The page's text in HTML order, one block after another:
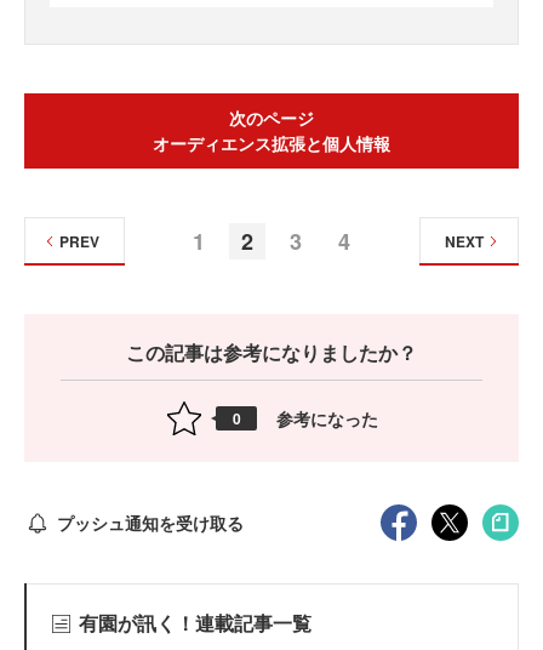
次のページ
オーディエンス拡張と個人情報
1 2 3 4
PREV NEXT
この記事は参考になりましたか？
0 参考になった
プッシュ通知を受け取る
有園が訊く！連載記事一覧